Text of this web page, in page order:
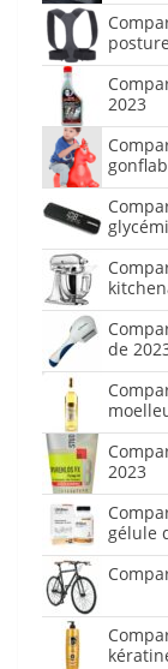
2023
de
2023
gélule